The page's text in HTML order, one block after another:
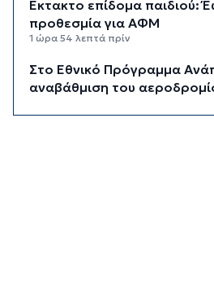
Έκτακτο επίδομα παιδιού:
προθεσμία για ΑΦΜ
1 ώρα 54 λεπτά πρίν
Στο Εθνικό Πρόγραμμα
αναβάθμιση του